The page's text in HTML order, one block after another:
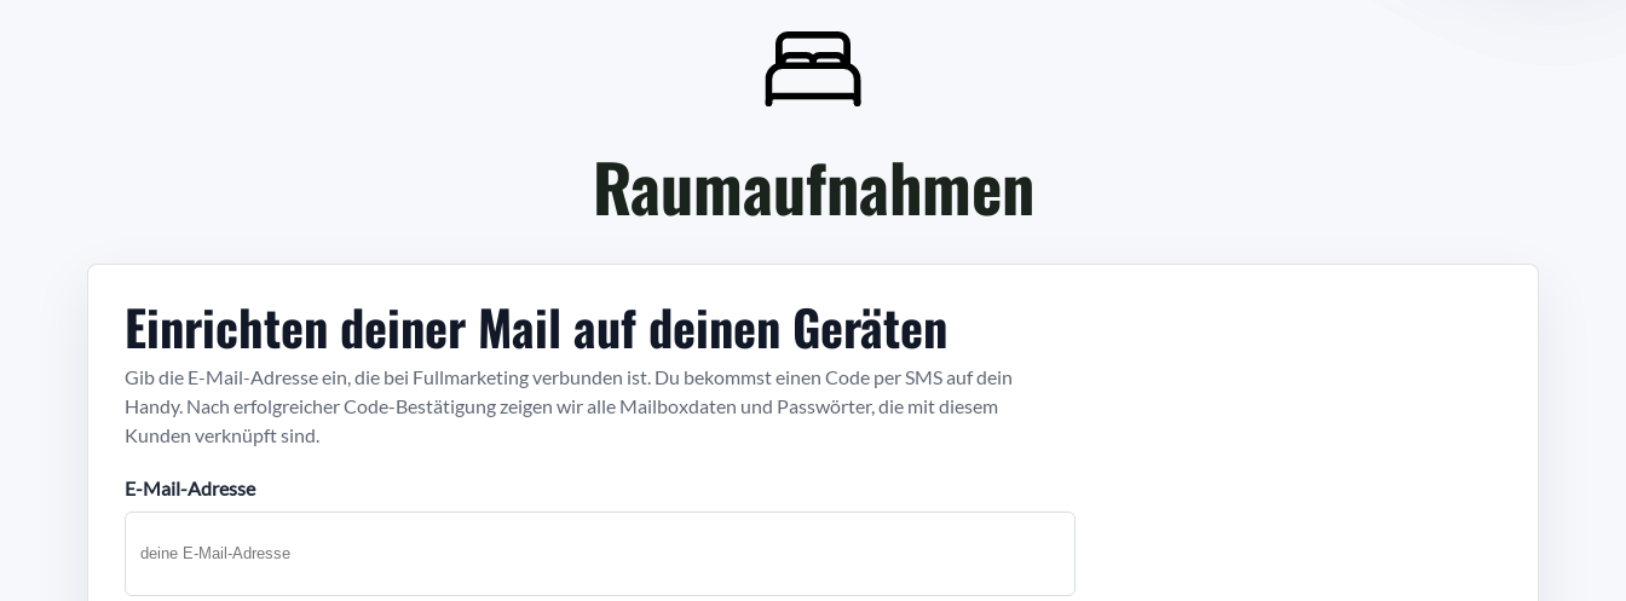
Raumaufnahmen
Einrichten deiner Mail auf deinen Geräten
Gib die E-Mail-Adresse ein, die bei Fullmarketing verbunden ist. Du bekommst einen Code per SMS auf dein
Handy. Nach erfolgreicher Code-Bestätigung zeigen wir alle Mailboxdaten und Passwörter, die mit diesem
Kunden verknüpft sind.
E-Mail-Adresse